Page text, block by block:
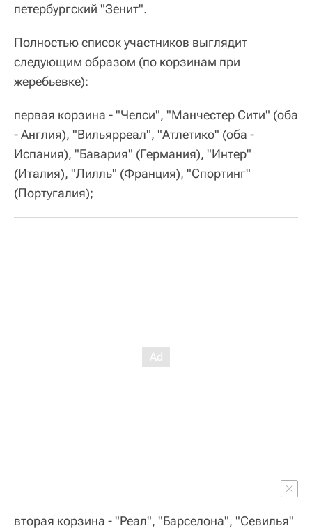
петербургский "Зенит".
Полностью список участников выглядит
следующим образом (по корзинам при
жеребьевке):
первая корзина - "Челси", "Манчестер Сити" (оба
- Англия), "Вильярреал", "Атлетико" (оба -
Испания), "Бавария" (Германия), "Интер"
(Италия), "Лилль" (Франция), "Спортинг"
(Португалия);
вторая корзина - "Реал", "Барселона", "Севилья"